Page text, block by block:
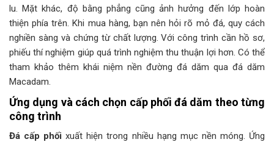
lu. Mặt khác, độ bằng phẳng cũng ảnh hưởng đến lớp hoàn
thiện phía trên. Khi mua hàng, bạn nên hỏi rõ mỏ đá, quy cách
nghiền sàng và chứng từ chất lượng. Với công trình cần hồ sơ,
phiếu thí nghiệm giúp quá trình nghiệm thu thuận lợi hơn. Có thể
tham khảo thêm khái niệm nền đường đá dăm qua đá dăm
Macadam.
Ứng dụng và cách chọn cấp phối đá dăm theo từng
công trình
Đá cấp phối xuất hiện trong nhiều hạng mục nền móng. Ứng